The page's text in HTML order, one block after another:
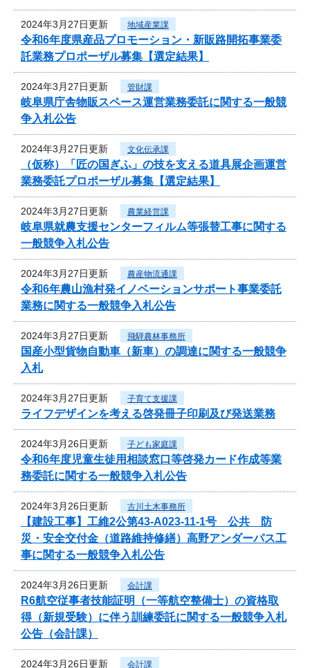
2024年3月27日更新 地域産業課
令和6年度県産品プロモーション・新販路開拓事業委
託業務プロポーザル募集【選定結果】
2024年3月27日更新 管財課
岐阜県庁舎物販スペース運営業務委託に関する一般競
争入札公告
2024年3月27日更新 文化伝承課
（仮称）「匠の国ぎふ」の技を支える道具展企画運営
業務委託プロポーザル募集【選定結果】
2024年3月27日更新 農業経営課
岐阜県就農支援センターフィルム等張替工事に関する
一般競争入札公告
2024年3月27日更新 農産物流通課
令和6年農山漁村発イノベーションサポート事業委託
業務に関する一般競争入札公告
2024年3月27日更新 飛騨農林事務所
国産小型貨物自動車（新車）の調達に関する一般競争
入札
2024年3月27日更新 子育て支援課
ライフデザインを考える啓発冊子印刷及び発送業務
2024年3月26日更新 子ども家庭課
令和6年度児童生徒用相談窓口等啓発カード作成等業
務委託に関する一般競争入札公告
2024年3月26日更新 古川土木事務所
【建設工事】工維2公第43-A023-11-1号 公共 防
災・安全交付金（道路維持修繕）高野アンダーパス工
事に関する一般競争入札公告
2024年3月26日更新 会計課
R6航空従事者技能証明（一等航空整備士）の資格取
得（新規受験）に伴う訓練委託に関する一般競争入札
公告（会計課）
2024年3月26日更新 会計課